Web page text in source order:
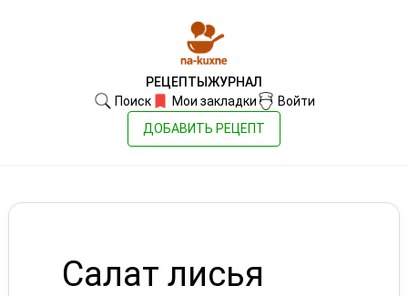
РЕЦЕПТЫ ЖУРНАЛ
Поиск
Мои закладки
Войти
ДОБАВИТЬ РЕЦЕПТ
Салат лисья